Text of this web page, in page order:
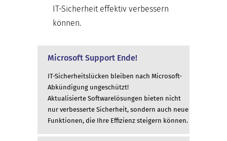
IT-Sicherheit effektiv verbessern
können.
Microsoft Support Ende!
IT-Sicherheitslücken bleiben nach Microsoft-
Abkündigung ungeschützt!
Aktualisierte Softwarelösungen bieten nicht
nur verbesserte Sicherheit, sondern auch neue
Funktionen, die Ihre Effizienz steigern können.